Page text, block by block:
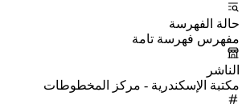
حالة الفهرسة
مفهرس فهرسة تامة
الناشر
مكتبة الإسكندرية - مركز المخطوطات